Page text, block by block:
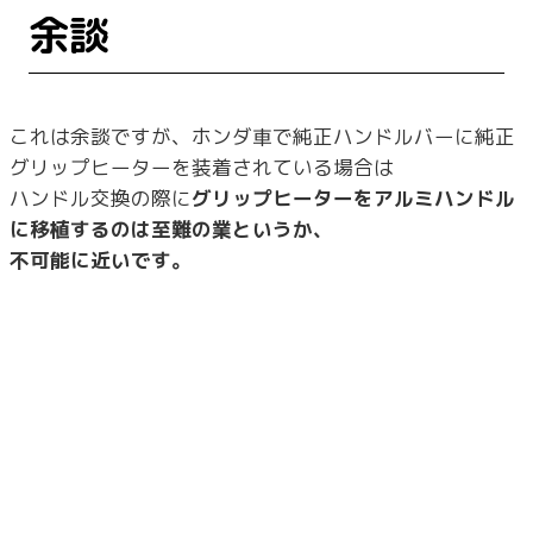
余談
これは余談ですが、ホンダ車で純正ハンドルバーに純正
グリップヒーターを装着されている場合は
ハンドル交換の際にグリップヒーターをアルミハンドル
に移植するのは至難の業というか、
不可能に近いです。